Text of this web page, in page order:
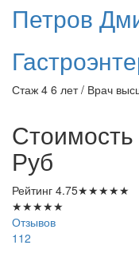
Петров
Стаж 4 6 лет / Врач
Руб
Рейтинг 4.75★★★★★
★★★★★
Отзывов
112